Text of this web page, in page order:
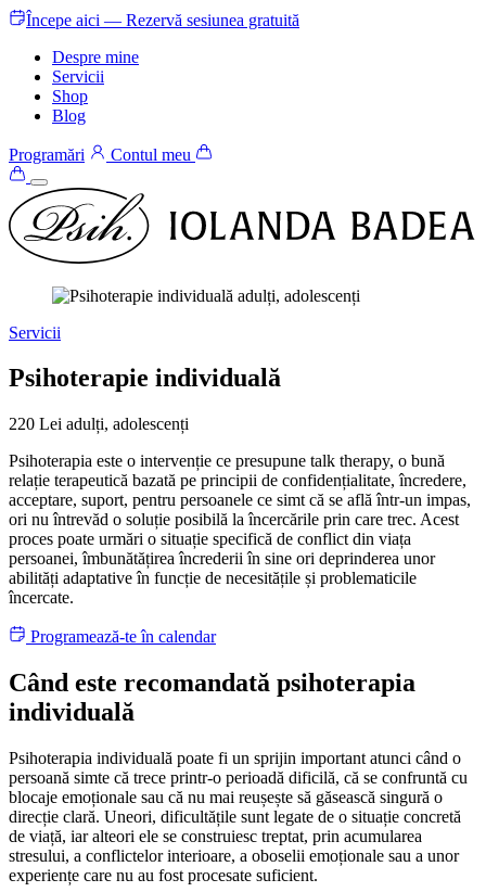
Începe aici — Rezervă sesiunea gratuită
Despre mine
Servicii
Shop
Blog
Programări Contul meu
Servicii
Psihoterapie individuală
220 Lei adulți, adolescenți
Psihoterapia este o intervenție ce presupune talk therapy, o bună
relație terapeutică bazată pe principii de confidențialitate, încredere,
acceptare, suport, pentru persoanele ce simt că se află într-un impas,
ori nu întrevăd o soluție posibilă la încercările prin care trec. Acest
proces poate urmări o situație specifică de conflict din viața
persoanei, îmbunătățirea încrederii în sine ori deprinderea unor
abilități adaptative în funcție de necesitățile și problematicile
încercate.
Programează-te în calendar
Când este recomandată psihoterapia
individuală
Psihoterapia individuală poate fi un sprijin important atunci când o
persoană simte că trece printr-o perioadă dificilă, că se confruntă cu
blocaje emoționale sau că nu mai reușește să găsească singură o
direcție clară. Uneori, dificultățile sunt legate de o situație concretă
de viață, iar alteori ele se construiesc treptat, prin acumularea
stresului, a conflictelor interioare, a oboselii emoționale sau a unor
experiențe care nu au fost procesate suficient.